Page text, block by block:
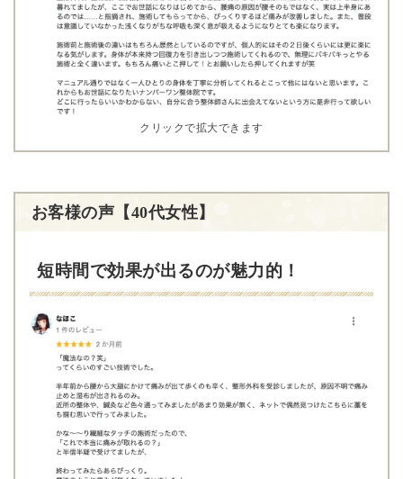
クリックで拡大できます
お客様の声【40代女性】
短時間で効果が出るのが魅力的！